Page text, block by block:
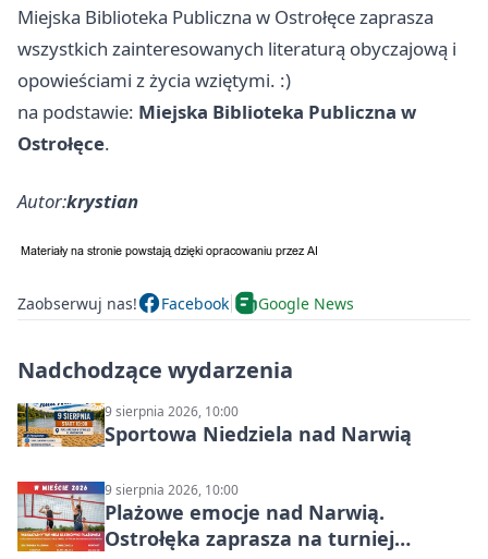
Miejska Biblioteka Publiczna w Ostrołęce zaprasza
wszystkich zainteresowanych literaturą obyczajową i
opowieściami z życia wziętymi. :)
na podstawie: Miejska Biblioteka Publiczna w
Ostrołęce.
Autor:krystian
Zaobserwuj nas! Facebook Google News
Nadchodzące wydarzenia
9 sierpnia 2026, 10:00
Sportowa Niedziela nad Narwią
9 sierpnia 2026, 10:00
Plażowe emocje nad Narwią.
Ostrołęka zaprasza na turniej